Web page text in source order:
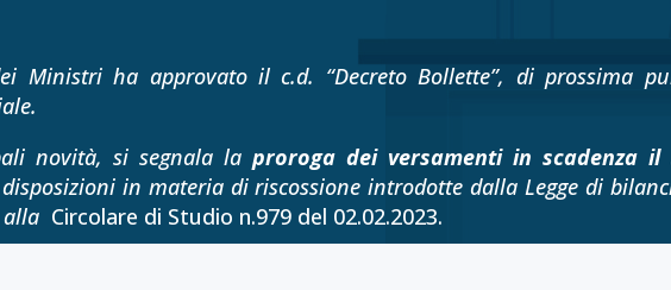
Ministri ha approvato il c.d. “Decreto Bollette”, di prossima
novità, si segnala laproroga dei versamenti in scadenza il
in materia di riscossione introdotte dalla Legge di
Circolare di Studio n.979 del 02.02.2023.